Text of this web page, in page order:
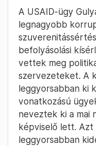
A USAID-ügy
legnagyobb
befolyásolási
vettek meg
szervezeteket. A
leggyorsabban ki
vonatkozású
neveztek ki a mai
képviselő lett. Azt
leggyorsabban